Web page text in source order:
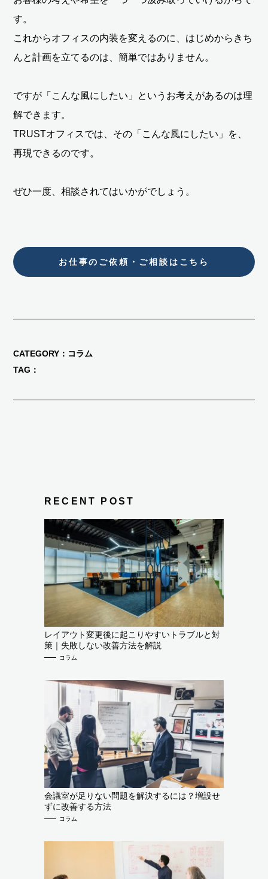
RECENT POST
レイアウト変更後に起こりやすいトラブルと対
策｜失敗しない改善方法を解説
コラム
会議室が足りない問題を解決するには？増設せ
ずに改善する方法
コラム
す。
これからオフィスの内装を変えるのに、はじめからきち
んと計画を立てるのは、簡単ではありません。
ですが「こんな風にしたい」というお考えがあるのは理
解できます。
TRUSTオフィスでは、その「こんな風にしたい」を、
再現できるのです。
ぜひ一度、相談されてはいかがでしょう。
お仕事のご依頼・ご相談はこちら
CATEGORY
コラム
TAG